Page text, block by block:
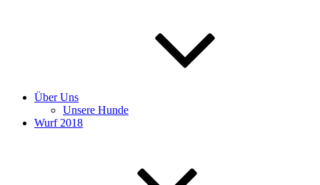
Über Uns
Unsere Hunde
Wurf 2018